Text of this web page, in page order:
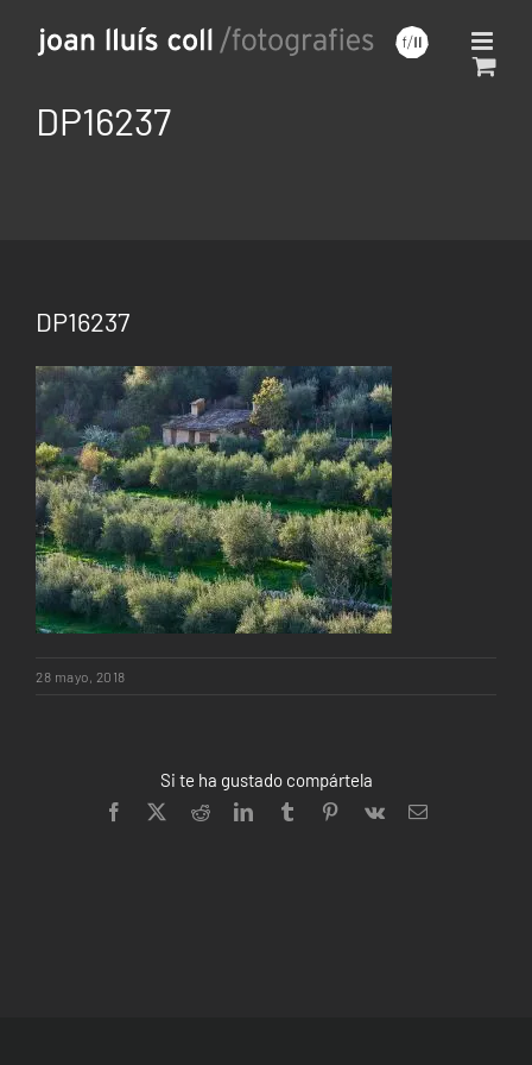
DP16237
DP16237
28 mayo, 2018
Si te ha gustado compártela
Facebook RedditLinkedInTumblr Pinterest
Vk
Correo